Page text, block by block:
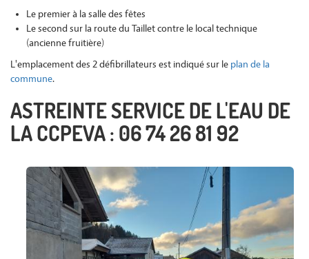
Le premier à la salle des fêtes
Le second sur la route du Taillet contre le local technique
(ancienne fruitière)
L'emplacement des 2 défibrillateurs est indiqué sur le plan de la
commune.
ASTREINTE SERVICE DE L'EAU DE
LA CCPEVA : 06 74 26 81 92